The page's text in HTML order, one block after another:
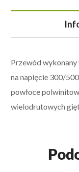
Przewód
na napięcie 300/
powłoce
wielodrutowych